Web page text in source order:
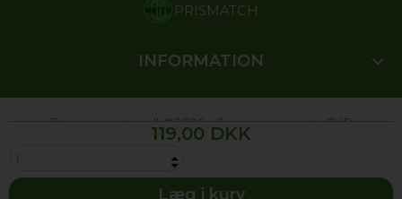
119,00 DKK
Læg i kurv
PRISMATCH
INFORMATION
Dampexperten.dk©2026 - Suaning-import.- CVR
Dæmningen 64.- 7100 Vejle - Danmark